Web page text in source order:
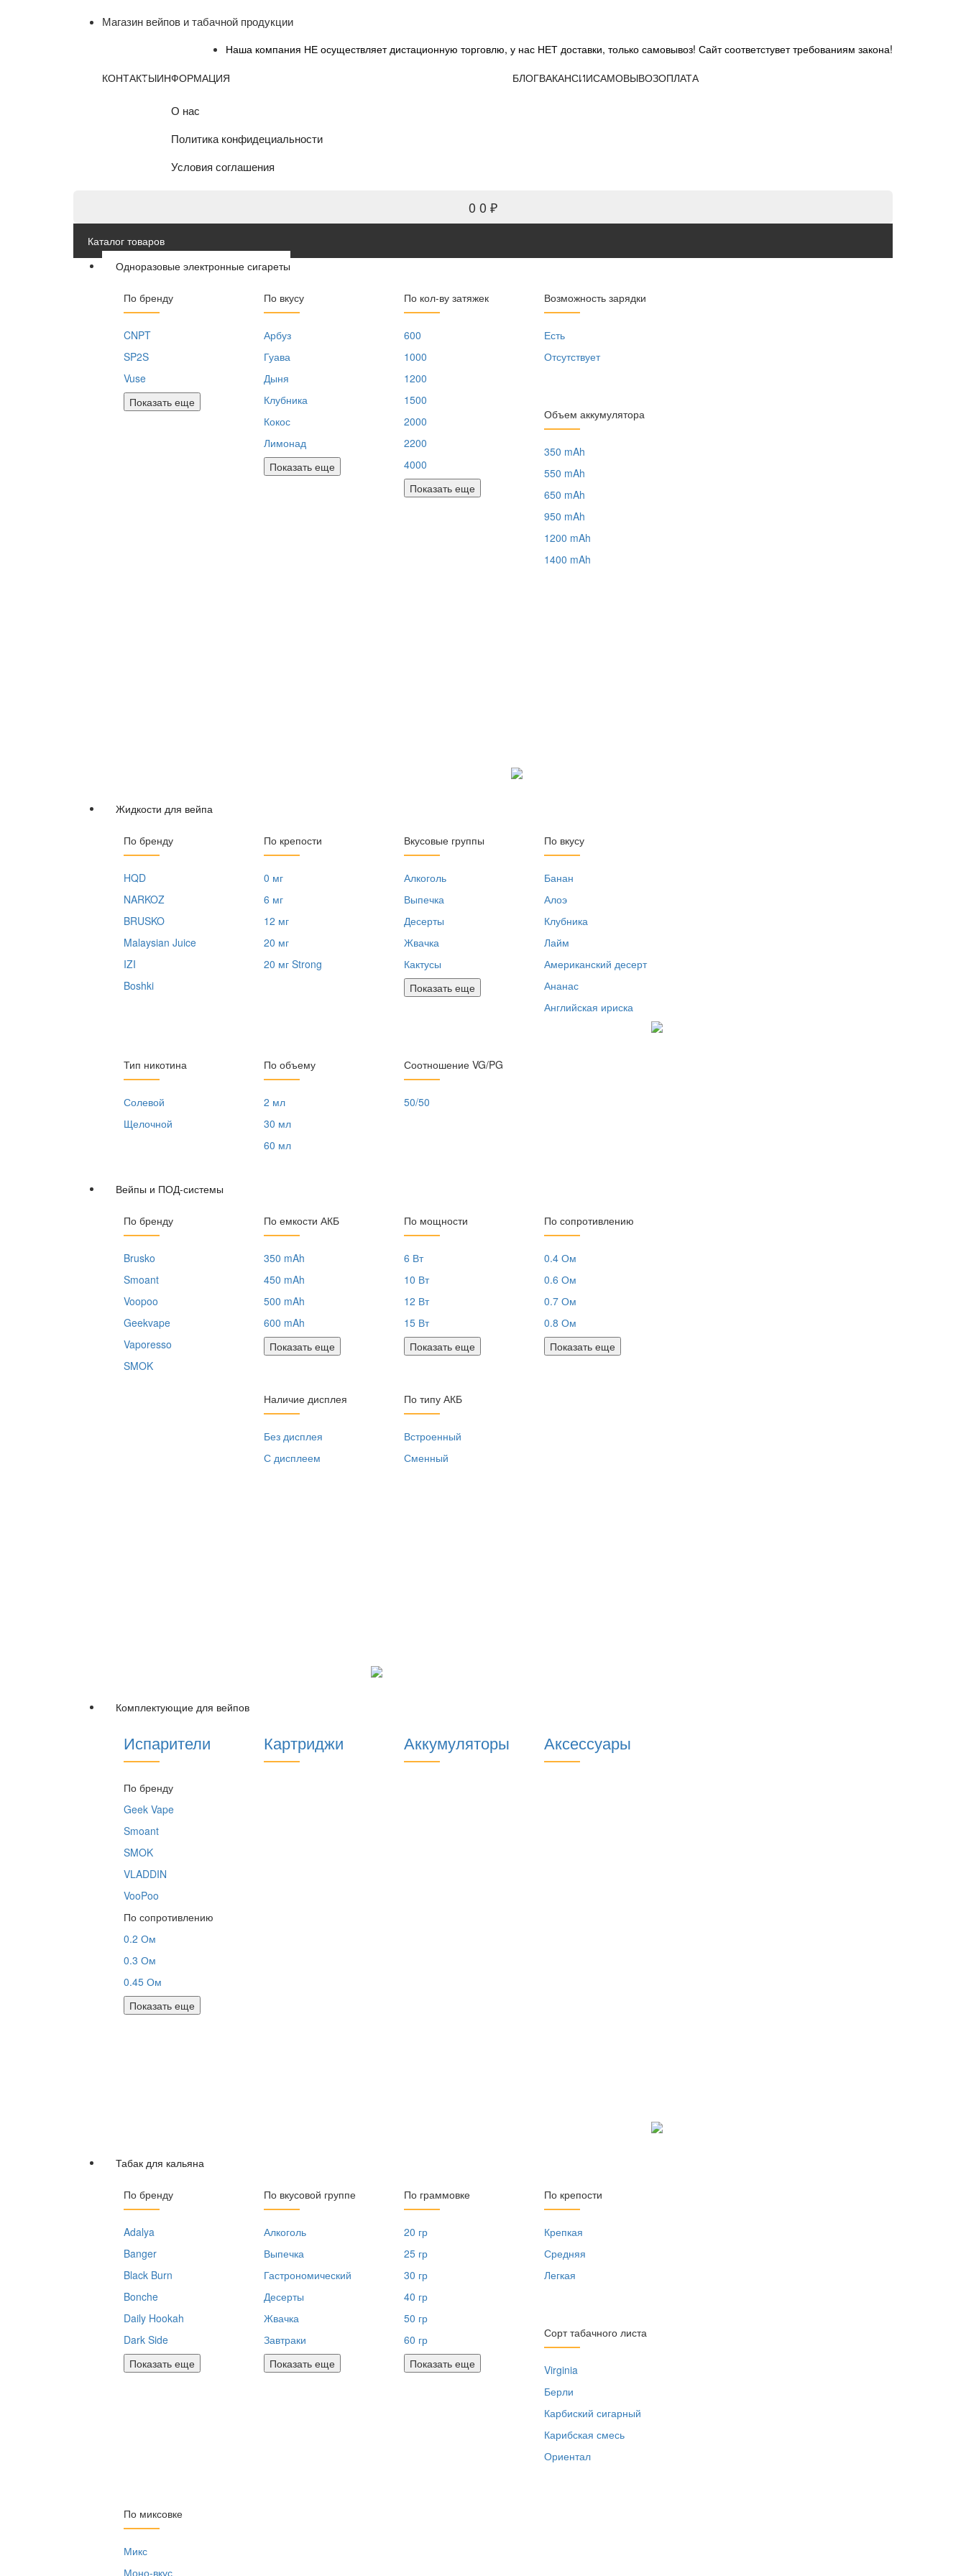
Магазин вейпов и табачной продукции
Наша компания НЕ осуществляет дистационную торговлю, у нас НЕТ доставки, только самовывоз! Сайт соответстувет требованиям закона!
КОНТАКТЫИНФОРМАЦИЯ
О нас
Политика конфидециальности
Условия соглашения
БЛОГВАКАНСИИСАМОВЫВОЗОПЛАТА
0 0 ₽
Каталог товаров
Одноразовые электронные сигареты
По бренду
CNPT
SP2S
Vuse
Показать еще
По вкусу
Арбуз
Гуава
Дыня
Клубника
Кокос
Лимонад
Показать еще
По кол-ву затяжек
600
1000
1200
1500
2000
2200
4000
Показать еще
Возможность зарядки
Есть
Отсутствует
Объем аккумулятора
350 mAh
550 mAh
650 mAh
950 mAh
1200 mAh
1400 mAh
Жидкости для вейпа
По бренду
HQD
NARKOZ
BRUSKO
Malaysian Juice
IZI
Boshki
По крепости
0 мг
6 мг
12 мг
20 мг
20 мг Strong
Вкусовые группы
Алкоголь
Выпечка
Десерты
Жвачка
Кактусы
Показать еще
По вкусу
Банан
Алоэ
Клубника
Лайм
Американский десерт
Ананас
Английская ириска
Тип никотина
Солевой
Щелочной
По объему
2 мл
30 мл
60 мл
Соотношение VG/PG
50/50
Вейпы и ПОД-системы
По бренду
Brusko
Smoant
Voopoo
Geekvape
Vaporesso
SMOK
По емкости АКБ
350 mAh
450 mAh
500 mAh
600 mAh
Показать еще
По мощности
6 Вт
10 Вт
12 Вт
15 Вт
Показать еще
По сопротивлению
0.4 Ом
0.6 Ом
0.7 Ом
0.8 Ом
Показать еще
Наличие дисплея
Без дисплея
С дисплеем
По типу АКБ
Встроенный
Сменный
Комплектующие для вейпов
Испарители Картриджи Аккумуляторы Аксессуары
По бренду
Geek Vape
Smoant
SMOK
VLADDIN
VooPoo
По сопротивлению
0.2 Ом
0.3 Ом
0.45 Ом
Показать еще
Табак для кальяна
По бренду
Adalya
Banger
Black Burn
Bonche
Daily Hookah
Dark Side
Показать еще
По вкусовой группе
Алкоголь
Выпечка
Гастрономический
Десерты
Жвачка
Завтраки
Показать еще
По граммовке
20 гр
25 гр
30 гр
40 гр
50 гр
60 гр
Показать еще
По крепости
Крепкая
Средняя
Легкая
Сорт табачного листа
Virginia
Берли
Карбиский сигарный
Карибская смесь
Ориентал
По миксовке
Микс
Моно-вкус